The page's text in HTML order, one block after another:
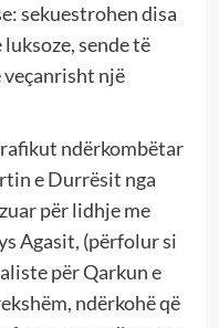
sekuestrohen disa
sende të
një
ndërkombëtar
e Durrësit nga
për lidhje me
Agasit, (përfolur si
për Qarkun e
ndërkohë që